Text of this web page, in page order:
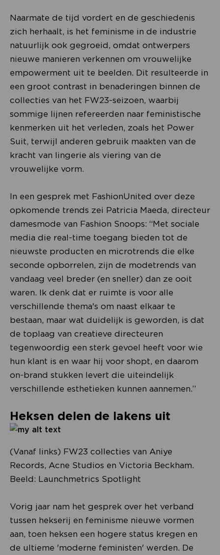
Naarmate de tijd vordert en de geschiedenis
zich herhaalt, is het feminisme in de industrie
natuurlijk ook gegroeid, omdat ontwerpers
nieuwe manieren verkennen om vrouwelijke
empowerment uit te beelden. Dit resulteerde in
een groot contrast in benaderingen binnen de
collecties van het FW23-seizoen, waarbij
sommige lijnen refereerden naar feministische
kenmerken uit het verleden, zoals het Power
Suit, terwijl anderen gebruik maakten van de
kracht van lingerie als viering van de
vrouwelijke vorm.
In een gesprek met FashionUnited over deze
opkomende trends zei Patricia Maeda, directeur
damesmode van Fashion Snoops: “Met sociale
media die real-time toegang bieden tot de
nieuwste producten en microtrends die elke
seconde opborrelen, zijn de modetrends van
vandaag veel breder (en sneller) dan ze ooit
waren. Ik denk dat er ruimte is voor alle
verschillende thema's om naast elkaar te
bestaan, maar wat duidelijk is geworden, is dat
de toplaag van creatieve directeuren
tegenwoordig een sterk gevoel heeft voor wie
hun klant is en waar hij voor shopt, en daarom
on-brand stukken levert die uiteindelijk
verschillende esthetieken kunnen aannemen.”
Heksen delen de lakens uit
(Vanaf links) FW23 collecties van Aniye
Records, Acne Studios en Victoria Beckham.
Beeld: Launchmetrics Spotlight
Vorig jaar nam het gesprek over het verband
tussen hekserij en feminisme nieuwe vormen
aan, toen heksen een hogere status kregen en
de ultieme 'moderne feministen' werden. De